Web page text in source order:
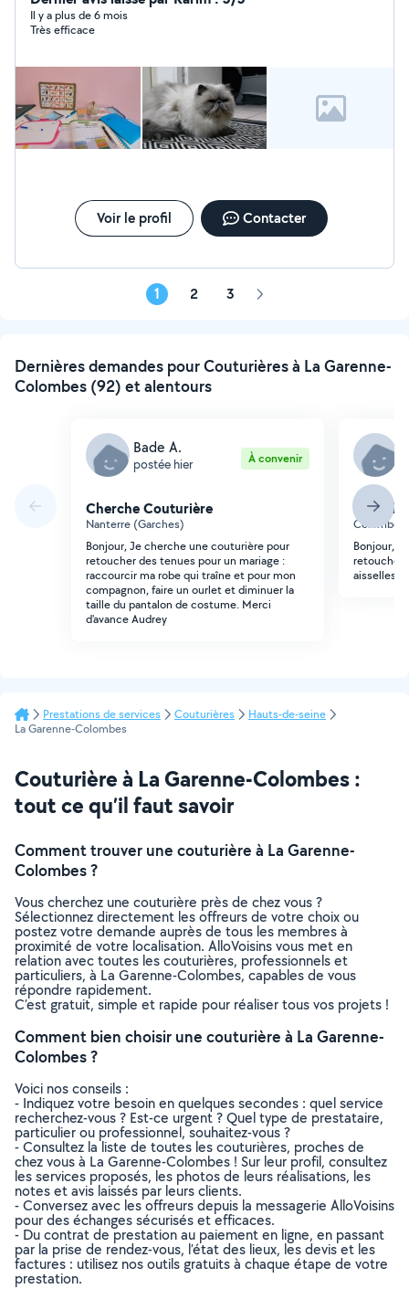
administrative ex rédaction de courriers, assistance
informatique., pose de papier peint, petits bricolage et
Il y a plus de 6 mois
Très efficace
Voir le profil Contacter
1 2 3 Page
Dernières demandes pour Couturières à La Garenne-
Colombes (92) et alentours
Bade A.
postée hier À convenir
Cherche Couturière
Nanterre (Garches)
Bonjour, Je cherche une couturière pour
retoucher des tenues pour un mariage :
raccourcir ma robe qui traîne et pour mon
compagnon, faire un ourlet et diminuer la
taille du pantalon de costume. Merci
d'avance Audrey
Colombes
Bonjour,
retoucher
aisselles
Prestations de services Couturières
Hauts-de-seine
La Garenne-Colombes
Couturière à La Garenne-Colombes :
tout ce qu’il faut savoir
Comment trouver une couturière à La Garenne-
Colombes ?
Vous cherchez une couturière près de chez vous ?
Sélectionnez directement les offreurs de votre choix ou
postez votre demande auprès de tous les membres à
proximité de votre localisation. AlloVoisins vous met en
relation avec toutes les couturières, professionnels et
particuliers, à La Garenne-Colombes, capables de vous
répondre rapidement.
C’est gratuit, simple et rapide pour réaliser tous vos projets !
Comment bien choisir une couturière à La Garenne-
Colombes ?
Voici nos conseils :
- Indiquez votre besoin en quelques secondes : quel service
recherchez-vous ? Est-ce urgent ? Quel type de prestataire,
particulier ou professionnel, souhaitez-vous ?
- Consultez la liste de toutes les couturières, proches de
chez vous à La Garenne-Colombes ! Sur leur profil, consultez
les services proposés, les photos de leurs réalisations, les
notes et avis laissés par leurs clients.
- Conversez avec les offreurs depuis la messagerie AlloVoisins
pour des échanges sécurisés et efficaces.
- Du contrat de prestation au paiement en ligne, en passant
par la prise de rendez-vous, l’état des lieux, les devis et les
factures : utilisez nos outils gratuits à chaque étape de votre
prestation.